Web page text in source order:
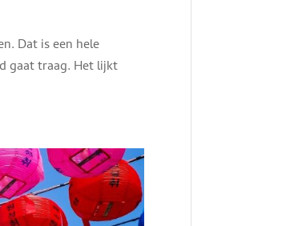
Dat is een hele
gaat traag. Het lijkt